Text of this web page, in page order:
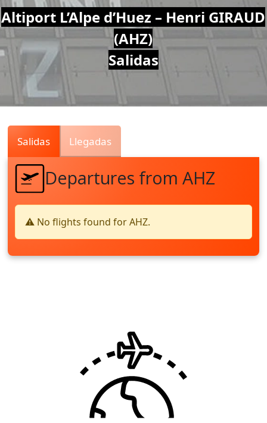
Air
Traffic
Live
Altiport L’Alpe d’Huez – Henri GIRAUD
(AHZ)
Salidas
Salidas Llegadas
Departures from AHZ
⚠️ No flights found for AHZ.